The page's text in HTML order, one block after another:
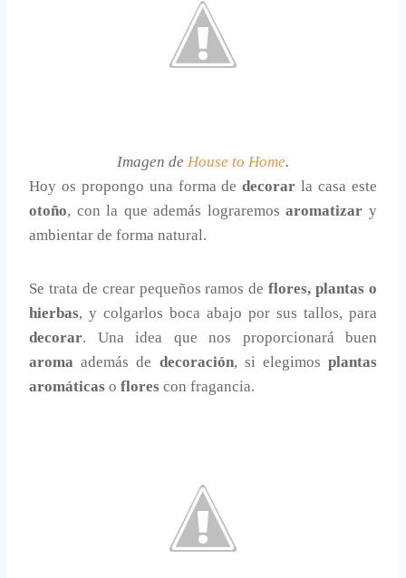
Imagen de House to Home.
Hoy os propongo una forma dedecorar la casa este
otoño, con la que además lograremosaromatizary
ambientar de forma natural.
Se trata de crear pequeños ramos deflores, plantas o
hierbas, y colgarlos boca abajo por sus tallos, para
decorar. Una idea que nos proporcionará buen
aromaademás de decoración, si elegimosplantas
aromáticas o flores con fragancia.